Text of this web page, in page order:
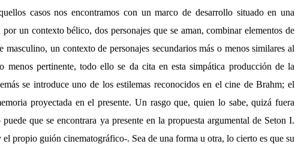
casos nos encontramos con un marco de desarrollo situado en una
un contexto bélico, dos personajes que se aman, combinar elementos de
masculino, un contexto de personajes secundarios más o menos similares al
pertinente, todo ello se da cita en esta simpática producción de la
se introduce uno de los estilemas reconocidos en el cine de Brahm; el
proyectada en el presente. Un rasgo que, quien lo sabe, quizá fuera
que se encontrara ya presente en la propuesta argumental de Seton I.
propio guión cinematográfico-. Sea de una forma u otra, lo cierto es que su